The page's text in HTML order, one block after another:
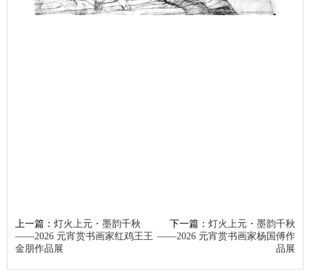
上一篇： 灯火上元・墨韵千秋
——2026 元宵赏书画家红鸡王王
金朋作品展
下一篇： 灯火上元・墨韵千秋
——2026 元宵赏书画家杨国傅作
品展